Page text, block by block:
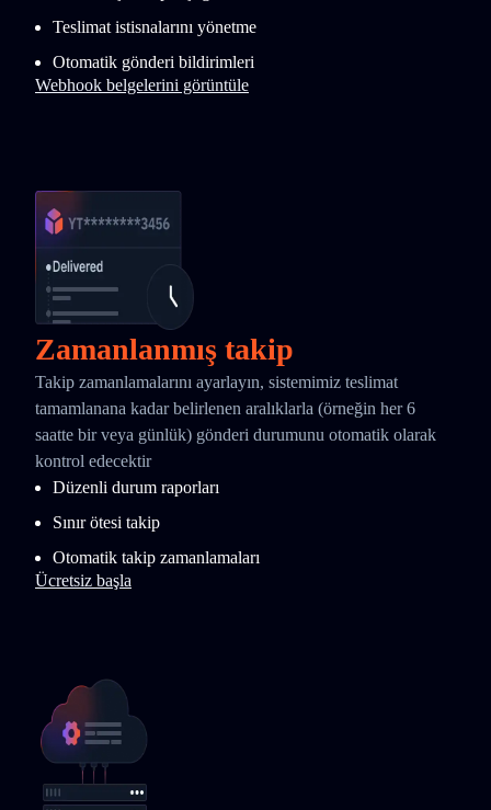
Teslimat istisnalarını yönetme
Otomatik gönderi bildirimleri
Webhook belgelerini görüntüle
Zamanlanmış takip
Takip zamanlamalarını ayarlayın, sistemimiz teslimat
tamamlanana kadar belirlenen aralıklarla (örneğin her 6
saatte bir veya günlük) gönderi durumunu otomatik olarak
kontrol edecektir
Düzenli durum raporları
Sınır ötesi takip
Otomatik takip zamanlamaları
Ücretsiz başla